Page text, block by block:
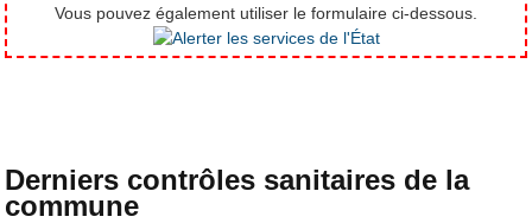
Vous pouvez également utiliser le formulaire ci-dessous.
Derniers contrôles sanitaires de la
commune